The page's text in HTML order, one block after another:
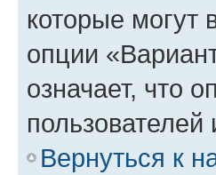
которые могут
опции
означает, что
Вернуться к